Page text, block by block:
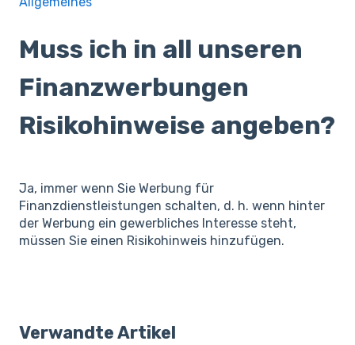
Muss ich in all unseren
Finanzwerbungen
Risikohinweise angeben?
Ja, immer wenn Sie Werbung für
Finanzdienstleistungen schalten, d. h. wenn hinter
der Werbung ein gewerbliches Interesse steht,
müssen Sie einen Risikohinweis hinzufügen.
Verwandte Artikel